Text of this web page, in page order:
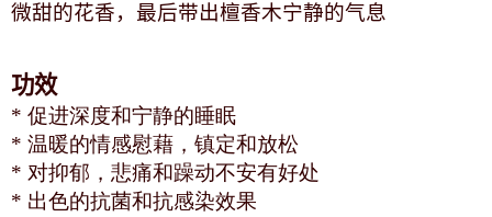
微甜的花香，最后带出檀香木宁静的气息
功效
* 促进深度和宁静的睡眠
* 温暖的情感慰藉，镇定和放松
* 对抑郁，悲痛和躁动不安有好处
* 出色的抗菌和抗感染效果